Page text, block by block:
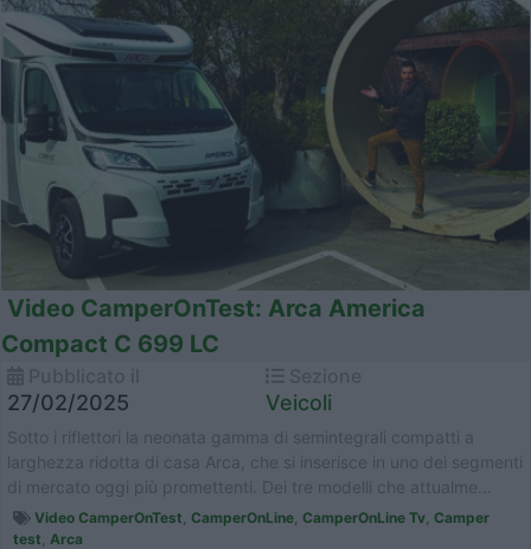
Video CamperOnTest: Arca America
Compact C 699 LC
27/02/2025 Veicoli
Sotto i riflettori la neonata gamma di semintegrali compatti a
larghezza ridotta di casa Arca, che si inserisce in uno dei segmenti
di mercato oggi più promettenti. Dei tre modelli che attualme...
Video CamperOnTest CamperOnLine CamperOnLine Tv Camper
test Arca